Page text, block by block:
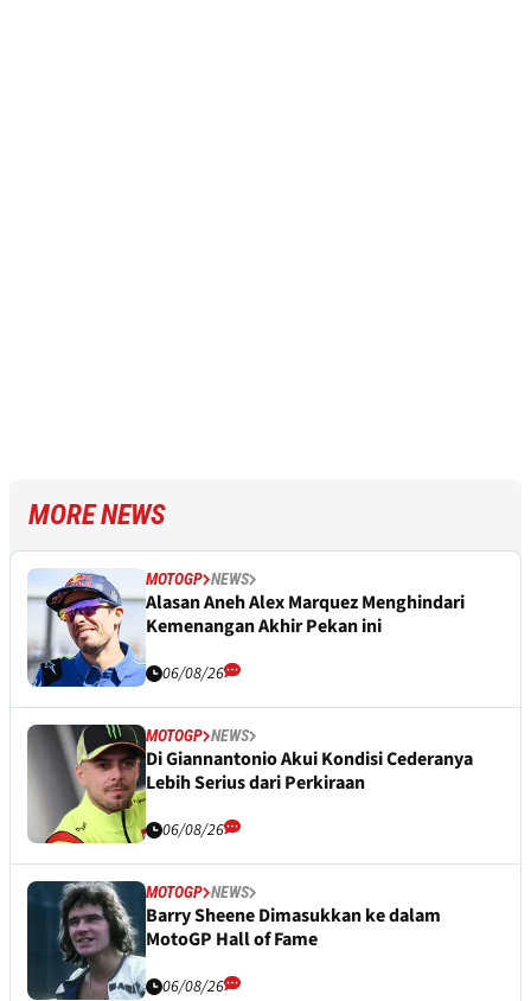
MORE NEWS
MOTOGP NEWS
Alasan Aneh Alex Marquez Menghindari
Kemenangan Akhir Pekan ini
06/08/26
MOTOGP NEWS
Di Giannantonio Akui Kondisi Cederanya
Lebih Serius dari Perkiraan
06/08/26
MOTOGP NEWS
Barry Sheene Dimasukkan ke dalam
MotoGP Hall of Fame
06/08/26